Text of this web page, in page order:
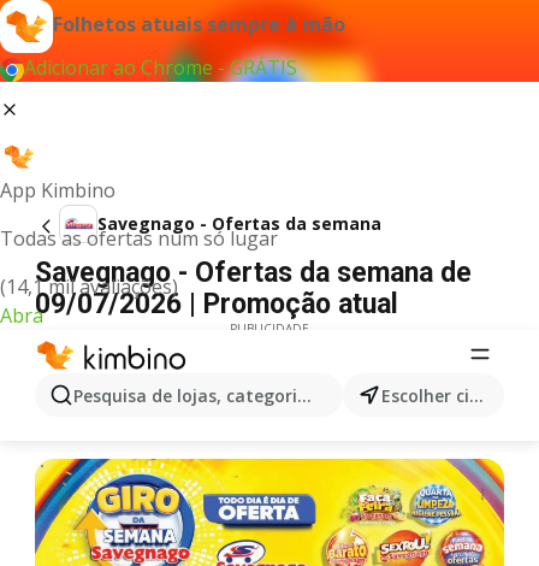
Folhetos atuais sempre à mão
Adicionar ao Chrome - GRÁTIS
App Kimbino
Todas as ofertas num só lugar
(14,1 mil avaliações)
Abra
Pesquisa de lojas, categorias,produtos... Escolher cidade
Savegnago - Ofertas da semana
Savegnago - Ofertas da semana de
09/07/2026 | Promoção atual
PUBLICIDADE